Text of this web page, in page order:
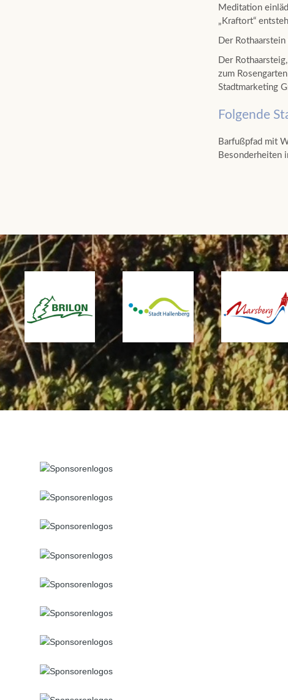
Meditation
„Kraftort“
Der
Der
zum
Stadtmarketing
Folgende
Barfußpfad mit
Besonderheiten